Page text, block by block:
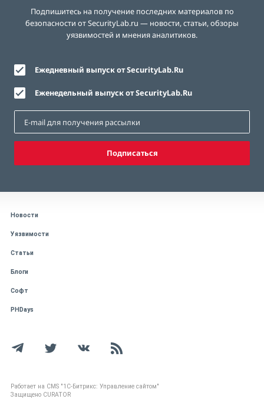
Подпишитесь на получение последних материалов по
безопасности от SecurityLab.ru — новости, статьи, обзоры
уязвимостей и мнения аналитиков.
Ежедневный выпуск от SecurityLab.Ru
Еженедельный выпуск от SecurityLab.Ru
Подписаться
Новости
Уязвимости
Статьи
Блоги
Софт
PHDays
Работает на CMS "1С-Битрикс: Управление сайтом"
Защищено CURATOR